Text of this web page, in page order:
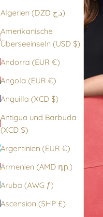
Algerien (DZD د.ج)
Amerikanische
Überseeinseln (USD $)
Andorra (EUR €)
Angola (EUR €)
Anguilla (XCD $)
Antigua und Barbuda
(XCD $)
Argentinien (EUR €)
Armenien (AMD դր.)
Aruba (AWG ƒ)
Ascension (SHP £)